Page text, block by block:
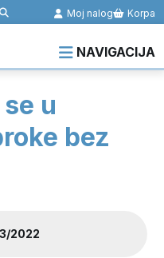
Moj nalog Korpa
NAVIGACIJA
u
bez
2022